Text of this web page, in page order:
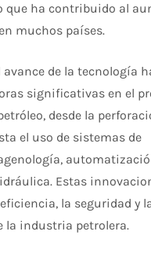
que ha contribuido al
muchos países.
avance de la tecnología
significativas en el
desde la
el uso de sistemas de
Estas
la seguridad y
la industria petrolera.